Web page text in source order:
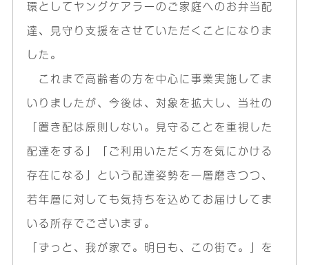
環としてヤングケアラーのご家庭へのお弁当配
達、見守り支援をさせていただくことになりま
した。
これまで高齢者の方を中心に事業実施してま
いりましたが、今後は、対象を拡大し、当社の
「置き配は原則しない。見守ることを重視した
配達をする」「ご利用いただく方を気にかける
存在になる」という配達姿勢を一層磨きつつ、
若年層に対しても気持ちを込めてお届けしてま
いる所存でございます。
「ずっと、我が家で。明日も、この街で。」を